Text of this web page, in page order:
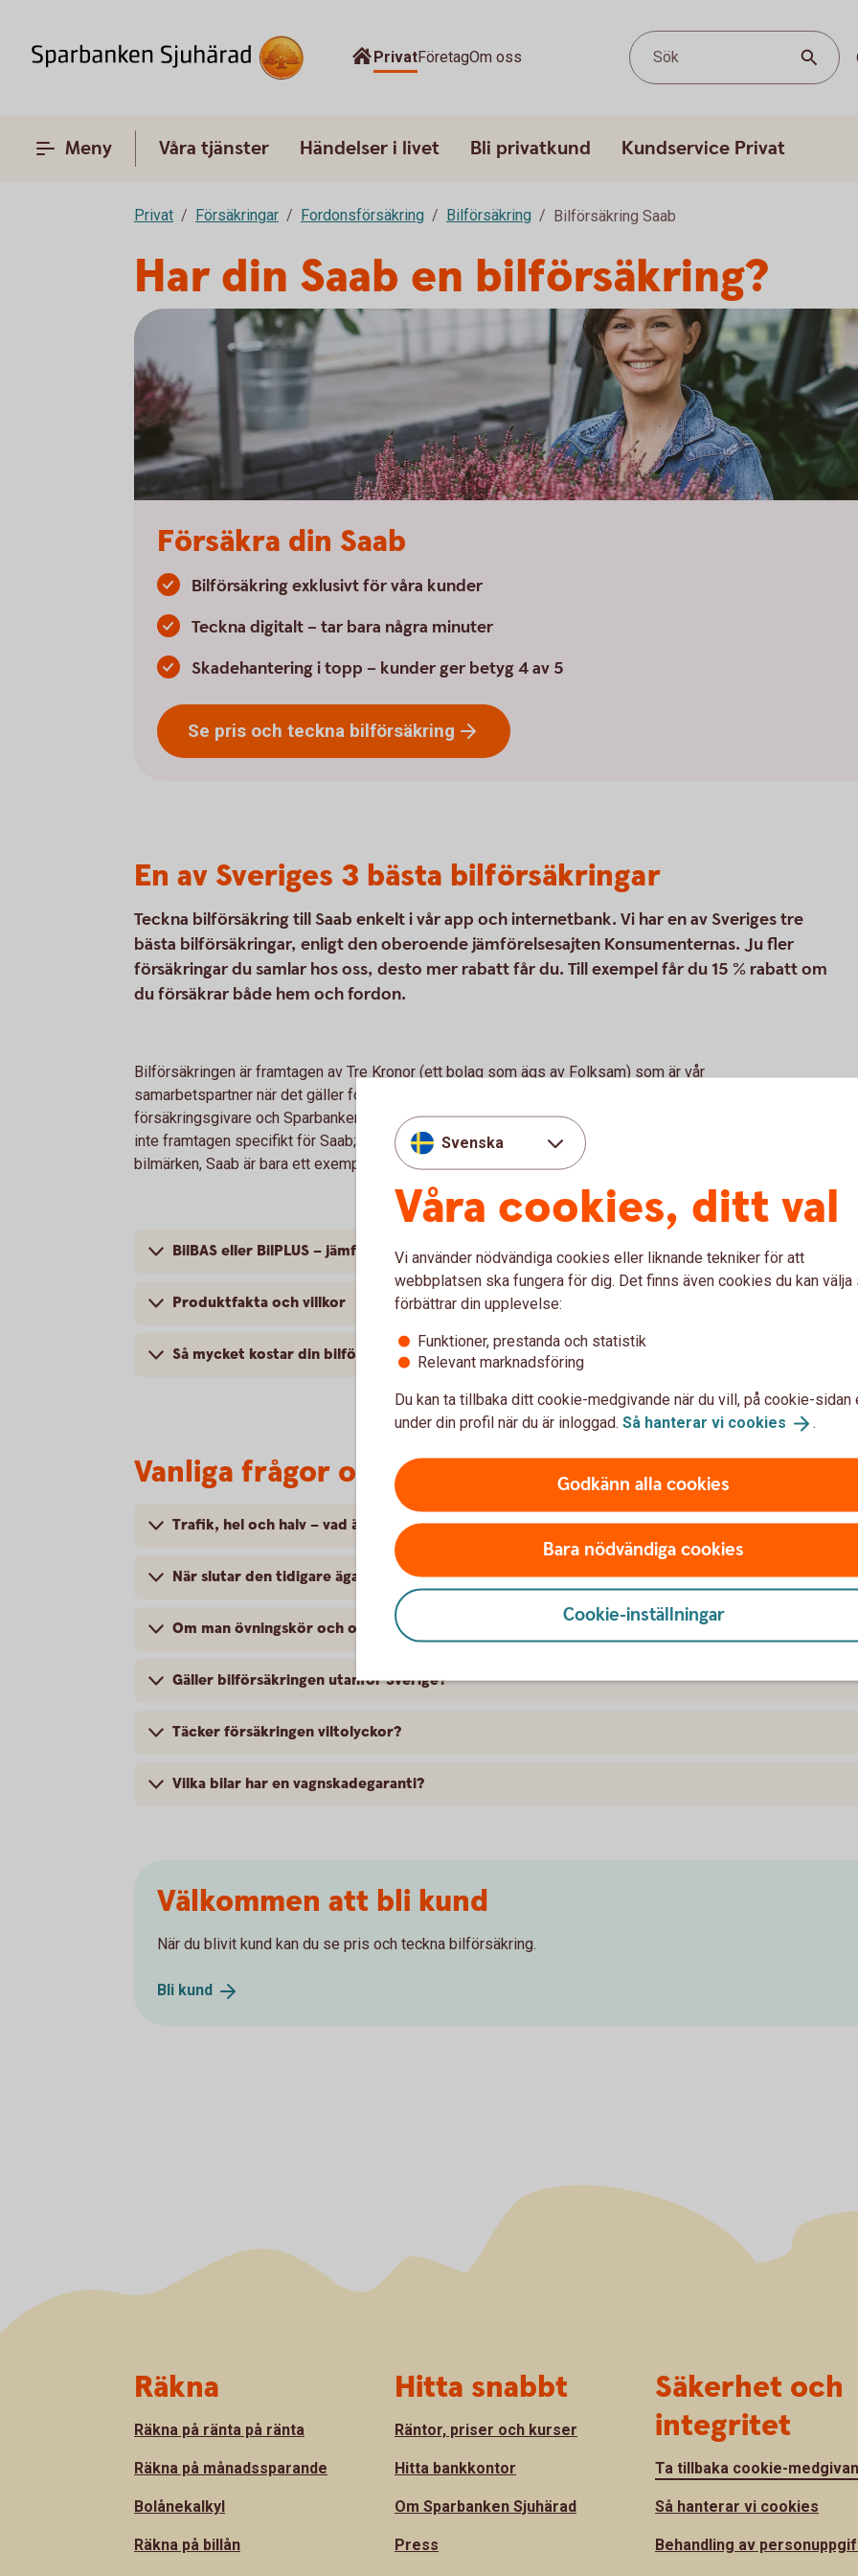
PrivatFöretagOm oss Sök
Meny Våra tjänster Händelser i livet Bli privatkund Kundservice Privat
Privat Försäkringar Fordonsförsäkring Bilförsäkring Bilförsäkring Saab
Har din Saab en bilförsäkring?
Försäkra din Saab
Bilförsäkring exklusivt för våra kunder
Teckna digitalt – tar bara några minuter
Skadehantering i topp – kunder ger betyg 4 av 5
Se pris och teckna bilförsäkring
En av Sveriges 3 bästa bilförsäkringar
Teckna bilförsäkring till Saab enkelt i vår app och internetbank. Vi har en av Sveriges tre
bästa bilförsäkringar, enligt den oberoende jämförelsesajten Konsumenternas. Ju fler
försäkringar du samlar hos oss, desto mer rabatt får du. Till exempel får du 15 % rabatt om
du försäkrar både hem och fordon.
Bilförsäkringen är framtagen av Tre Kronor (ett bolag som ägs av Folksam) som är vår
samarbetspartner när det gäller fordonsförsäkringar. Tre Kronor Försäkring AB är
försäkringsgivare och Sparbanken Sjuhärad är försäkringsförmedlare. Bilförsäkringen är
inte framtagen specifikt för Saab; bilförsäkringen vi erbjuder kan tecknas för alla
bilmärken, Saab är bara ett exempel.
BilBAS eller BilPLUS – jämför innehåll
Produktfakta och villkor
Så mycket kostar din bilförsäkring
Vanliga frågor om att försäkra Saab
Trafik, hel och halv – vad är det för skillnad på försäkringarna?
När slutar den tidigare ägarens försäkring att gälla?
Om man övningskör och olyckan är framme, täcker bilförsäkringen då?
Gäller bilförsäkringen utanför Sverige?
Täcker försäkringen viltolyckor?
Vilka bilar har en vagnskadegaranti?
Välkommen att bli kund
När du blivit kund kan du se pris och teckna bilförsäkring.
Bli kund
Svenska
Våra cookies, ditt val
Vi använder nödvändiga cookies eller liknande tekniker för att
webbplatsen ska fungera för dig. Det finns även cookies du kan välja
förbättrar din upplevelse:
Funktioner, prestanda och statistik
Relevant marknadsföring
Du kan ta tillbaka ditt cookie-medgivande när du vill, på cookie-sidan
under din profil när du är inloggad. Så hanterar vi cookies .
Godkänn alla cookies
Bara nödvändiga cookies
Cookie-inställningar
Räkna
Räkna på ränta på ränta
Räkna på månadssparande
Bolånekalkyl
Räkna på billån
Hitta snabbt
Räntor, priser och kurser
Hitta bankkontor
Om Sparbanken Sjuhärad
Press
Säkerhet och
integritet
Ta tillbaka cookie-
Så hanterar vi cookies
Behandling av